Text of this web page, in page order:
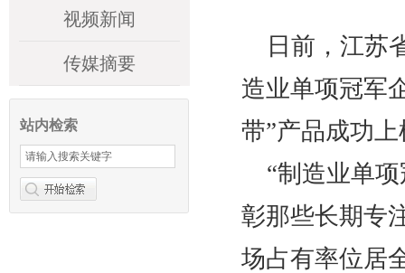
视频新闻
传媒摘要
站内检索
日前 ， 江苏
造业单项冠军
带”产品成功
“制造业单
彰那些长期专
场占有率位居